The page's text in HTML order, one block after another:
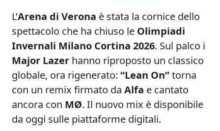
L’Arena di Verona è stata la cornice dello
spettacolo che ha chiuso le Olimpiadi
Invernali Milano Cortina 2026. Sul palco i
Major Lazer hanno riproposto un classico
globale, ora rigenerato: “Lean On”torna
con un remix firmato da Alfa e cantato
ancora con MØ. Il nuovo mix è disponibile
da oggi sulle piattaforme digitali.